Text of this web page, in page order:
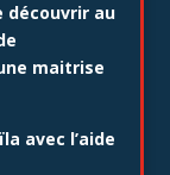
découvrir au
maitrise
avec l’aide